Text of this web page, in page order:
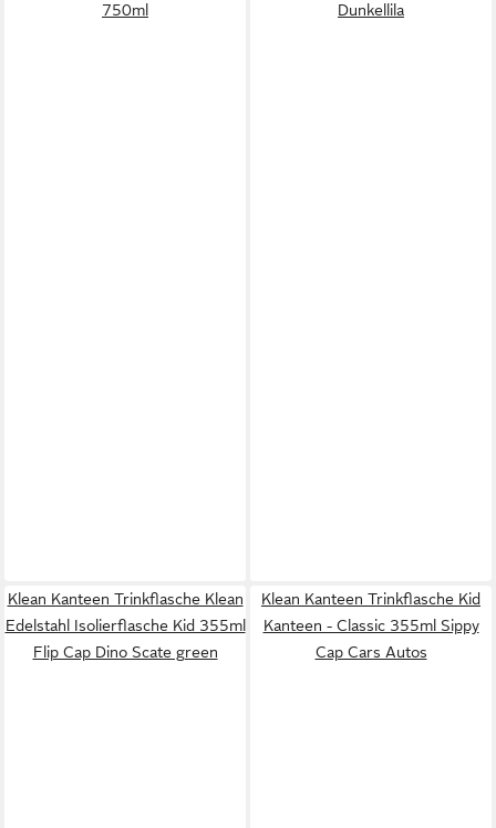
750ml
Dunkellila
Klean Kanteen Trinkflasche Klean
Edelstahl Isolierflasche Kid 355ml
Flip Cap Dino Scate green
Klean Kanteen Trinkflasche Kid
Kanteen - Classic 355ml Sippy
Cap Cars Autos